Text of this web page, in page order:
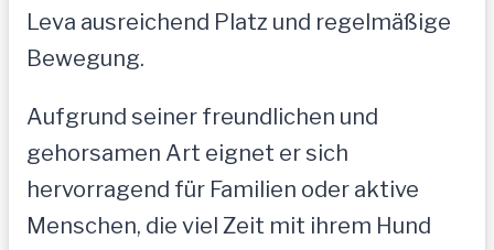
Leva ausreichend Platz und regelmäßige
Bewegung.
Aufgrund seiner freundlichen und
gehorsamen Art eignet er sich
hervorragend für Familien oder aktive
Menschen, die viel Zeit mit ihrem Hund